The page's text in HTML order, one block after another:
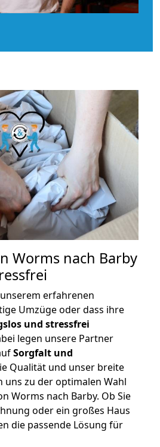
Worms nach Barby
erfahrenen
Umzüge oder dass ihre
und stressfrei
legen unsere Partner
Sorgfalt und
Qualität und unser breite
uns zu der optimalen Wahl
Worms nach Barby. Ob Sie
oder ein großes Haus
die passende Lösung für